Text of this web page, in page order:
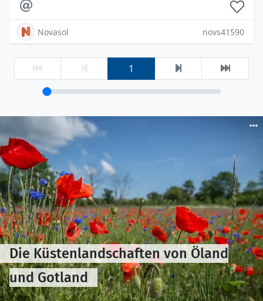
Novasol novs41590
1
Die Küstenlandschaften von Öland
und Gotland